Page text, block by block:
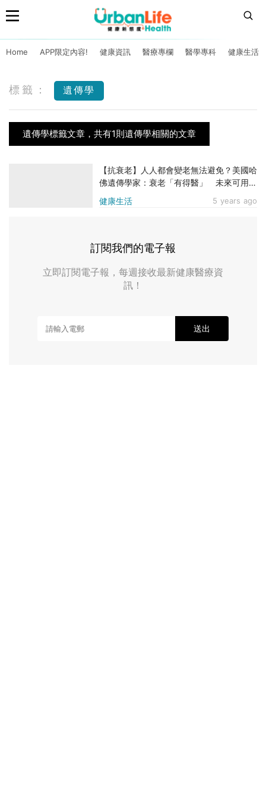
Home APP限定內容! 健康資訊 醫療專欄 醫學專科 健康生活
標籤： 遺傳學
遺傳學標籤文章，共有1則遺傳學相關的文章
健康生活 5 years ago
【抗衰老】人人都會變老無法避免？美國哈
佛遺傳學家：衰老「有得醫」 未來可用藥
逆齡
訂閱我們的電子報
立即訂閱電子報，每週接收最新健康醫療資
訊！
送出